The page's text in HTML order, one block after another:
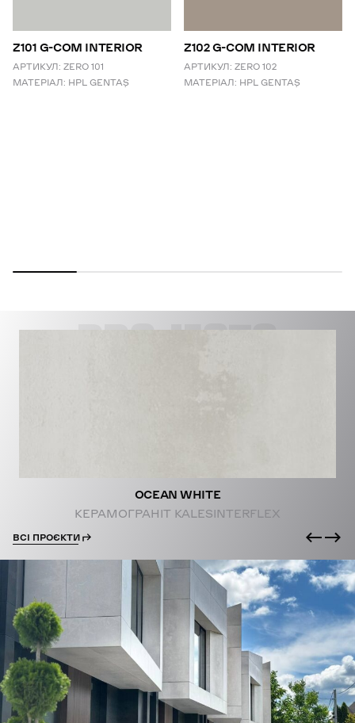
Z101 G-COM INTERIOR
АРТИКУЛ: ZERO 101
МАТЕРІАЛ: HPL GENTAŞ
Z102 G-COM INTERIOR
АРТИКУЛ: ZERO 102
МАТЕРІАЛ: HPL GENTAŞ
PROJECTS
OCEAN WHITE
КЕРАМОГРАНІТ KALESINTERFLEX
ВСІ ПРОЄКТИ